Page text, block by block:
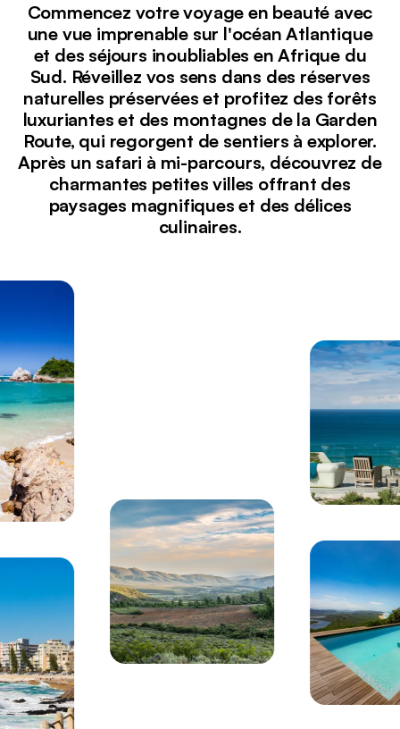
Commencez votre voyage en beauté avec
une vue imprenable sur l'océan Atlantique
et des séjours inoubliables en Afrique du
Sud. Réveillez vos sens dans des réserves
naturelles préservées et profitez des forêts
luxuriantes et des montagnes de la Garden
Route, qui regorgent de sentiers à explorer.
Après un safari à mi-parcours, découvrez de
charmantes petites villes offrant des
paysages magnifiques et des délices
culinaires.